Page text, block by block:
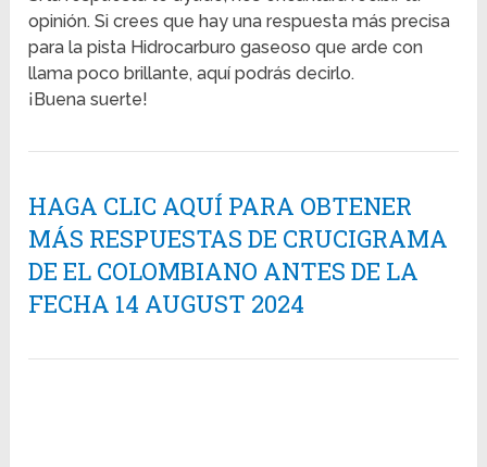
opinión. Si crees que hay una respuesta más precisa
para la pista Hidrocarburo gaseoso que arde con
llama poco brillante, aquí podrás decirlo.
¡Buena suerte!
HAGA CLIC AQUÍ PARA OBTENER
MÁS RESPUESTAS DE CRUCIGRAMA
DE EL COLOMBIANO ANTES DE LA
FECHA 14 AUGUST 2024